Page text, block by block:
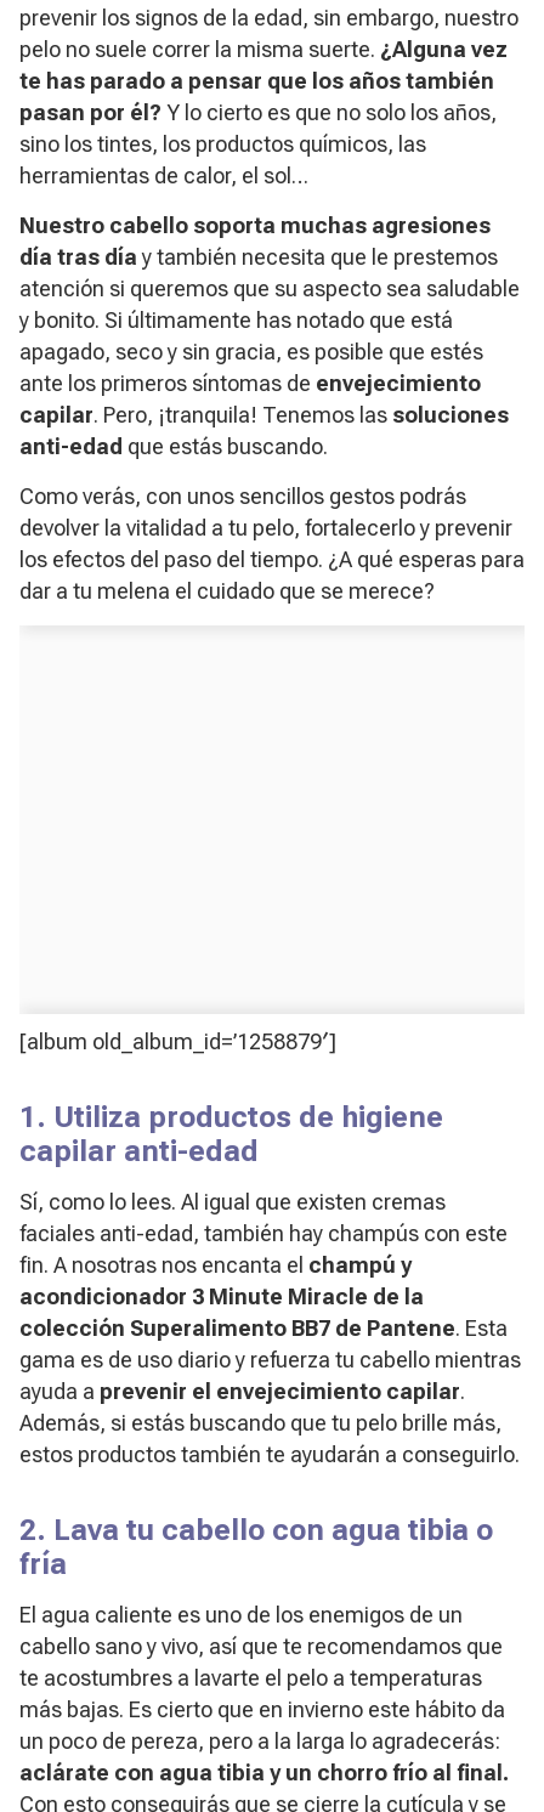
prevenir los signos de la edad, sin embargo, nuestro
pelo no suele correr la misma suerte. ¿Alguna vez
te has parado a pensar que los años también
pasan por él? Y lo cierto es que no solo los años,
sino los tintes, los productos químicos, las
herramientas de calor, el sol…
Nuestro cabello soporta muchas agresiones
día tras díay también necesita que le prestemos
atención si queremos que su aspecto sea saludable
y bonito. Si últimamente has notado que está
apagado, seco y sin gracia, es posible que estés
ante los primeros síntomas de envejecimiento
capilar. Pero, ¡tranquila! Tenemos las soluciones
anti-edad que estás buscando.
Como verás, con unos sencillos gestos podrás
devolver la vitalidad a tu pelo, fortalecerlo y prevenir
los efectos del paso del tiempo. ¿A qué esperas para
dar a tu melena el cuidado que se merece?
[album old_album_id=’1258879′]
1. Utiliza productos de higiene
capilar anti-edad
Sí, como lo lees. Al igual que existen cremas
faciales anti-edad, también hay champús con este
fin. A nosotras nos encanta el champú y
acondicionador 3 Minute Miracle de la
colección Superalimento BB7 de Pantene. Esta
gama es de uso diario y refuerza tu cabello mientras
ayuda a prevenir el envejecimiento capilar.
Además, si estás buscando que tu pelo brille más,
estos productos también te ayudarán a conseguirlo.
2. Lava tu cabello con agua tibia o
fría
El agua caliente es uno de los enemigos de un
cabello sano y vivo, así que te recomendamos que
te acostumbres a lavarte el pelo a temperaturas
más bajas. Es cierto que en invierno este hábito da
un poco de pereza, pero a la larga lo agradecerás:
aclárate con agua tibia y un chorro frío al final.
Con esto conseguirás que se cierre la cutícula y se